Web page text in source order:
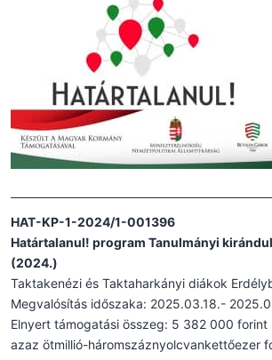
HAT-KP-1-2024/1-001396
Határtalanul! program Tanulmányi
(2024.)
Taktakenézi és Taktaharkányi diákok
Megvalósítás időszaka: 2025.03.18.-
Elnyert támogatási összeg: 5 382 000 forint
azaz ötmillió-háromszáznyolcvankettőezer